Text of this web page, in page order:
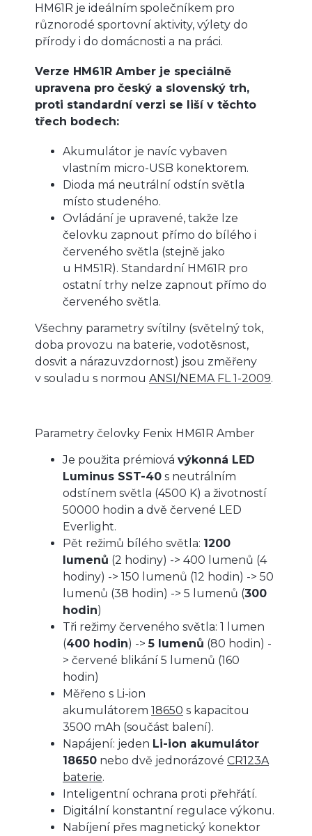
HM61R je ideálním společníkem pro
různorodé sportovní aktivity, výlety do
přírody i do domácnosti a na práci.
Verze HM61R Amber je speciálně
upravena pro český a slovenský trh,
proti standardní verzi se liší v těchto
třech bodech:
Akumulátor je navíc vybaven
vlastním micro-USB konektorem.
Dioda má neutrální odstín světla
místo studeného.
Ovládání je upravené, takže lze
čelovku zapnout přímo do bílého i
červeného světla (stejně jako
u HM51R). Standardní HM61R pro
ostatní trhy nelze zapnout přímo do
červeného světla.
Všechny parametry svítilny (světelný tok,
doba provozu na baterie, vodotěsnost,
dosvit a nárazuvzdornost) jsou změřeny
v souladu s normou ANSI/NEMA FL 1-2009.
Parametry čelovky Fenix HM61R Amber
Je použita prémiová výkonná LED
Luminus SST-40 s neutrálním
odstínem světla (4500 K) a životností
50000 hodin a dvě červené LED
Everlight.
Pět režimů bílého světla: 1200
lumenů (2 hodiny) -> 400 lumenů (4
hodiny) -> 150 lumenů (12 hodin) -> 50
lumenů (38 hodin) -> 5 lumenů (300
hodin)
Tři režimy červeného světla: 1 lumen
(400 hodin) ->5 lumenů (80 hodin) -
> červené blikání 5 lumenů (160
hodin)
Měřeno s Li-ion
akumulátorem 18650 s kapacitou
3500 mAh (součást balení).
Napájení: jeden Li-ion akumulátor
18650 nebo dvě jednorázové CR123A
baterie.
Inteligentní ochrana proti přehřátí.
Digitální konstantní regulace výkonu.
Nabíjení přes magnetický konektor